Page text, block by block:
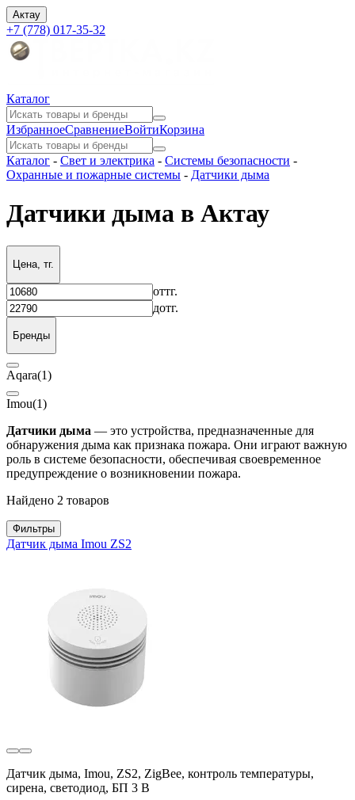
Актау
+7 (778) 017-35-32
Каталог
ИзбранноеСравнениеВойтиКорзина
Каталог - Свет и электрика - Системы безопасности -
Охранные и пожарные системы - Датчики дыма
Датчики дыма в Актау
Цена, тг.
оттг.
дотг.
Бренды
Aqara(1)
Imou(1)
Датчики дыма — это устройства, предназначенные для
обнаружения дыма как признака пожара. Они играют важную
роль в системе безопасности, обеспечивая своевременное
предупреждение о возникновении пожара.
Найдено 2 товаров
Фильтры
Датчик дыма Imou ZS2
Датчик дыма, Imou, ZS2, ZigBee, контроль температуры,
сирена, светодиод, БП 3 В